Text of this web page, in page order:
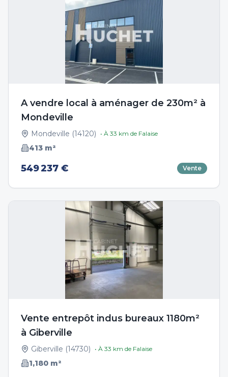
A vendre local à aménager de 230m² à
Mondeville
Mondeville (14120) • À 33 km de Falaise
413 m²
549 237 € Vente
Vente entrepôt indus bureaux 1180m²
à Giberville
Giberville (14730) • À 33 km de Falaise
1,180 m²